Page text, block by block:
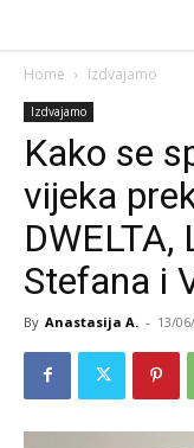
Home Izdvajamo
Izdvajamo
Kako se
vijeka
Stefana i
By Anastasija A. - 13/